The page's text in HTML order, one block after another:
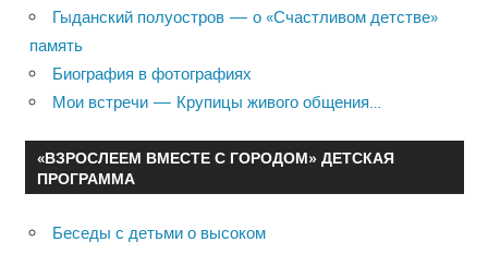
Гыданский полуостров — о «Счастливом детстве»
память
Биография в фотографиях
Мои встречи — Крупицы живого общения…
«ВЗРОСЛЕЕМ ВМЕСТЕ С ГОРОДОМ» ДЕТСКАЯ
ПРОГРАММА
Беседы с детьми о высоком